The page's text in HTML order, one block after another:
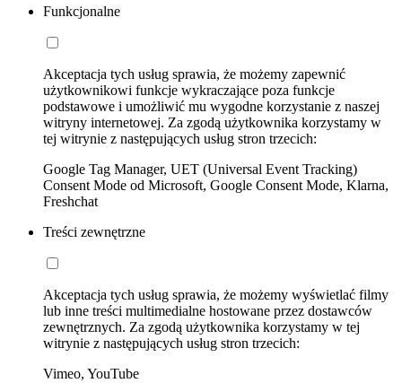
Funkcjonalne
Akceptacja tych usług sprawia, że możemy zapewnić
użytkownikowi funkcje wykraczające poza funkcje
podstawowe i umożliwić mu wygodne korzystanie z naszej
witryny internetowej. Za zgodą użytkownika korzystamy w
tej witrynie z następujących usług stron trzecich:
Google Tag Manager, UET (Universal Event Tracking)
Consent Mode od Microsoft, Google Consent Mode, Klarna,
Freshchat
Treści zewnętrzne
Akceptacja tych usług sprawia, że możemy wyświetlać filmy
lub inne treści multimedialne hostowane przez dostawców
zewnętrznych. Za zgodą użytkownika korzystamy w tej
witrynie z następujących usług stron trzecich:
Vimeo, YouTube